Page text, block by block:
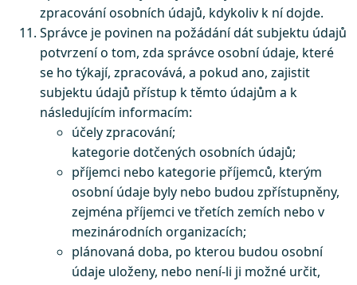
zpracování osobních údajů, kdykoliv k ní dojde.
Správce je povinen na požádání dát subjektu údajů
potvrzení o tom, zda správce osobní údaje, které
se ho týkají, zpracovává, a pokud ano, zajistit
subjektu údajů přístup k těmto údajům a k
následujícím informacím:
účely zpracování;
kategorie dotčených osobních údajů;
příjemci nebo kategorie příjemců, kterým
osobní údaje byly nebo budou zpřístupněny,
zejména příjemci ve třetích zemích nebo v
mezinárodních organizacích;
plánovaná doba, po kterou budou osobní
údaje uloženy, nebo není-li ji možné určit,